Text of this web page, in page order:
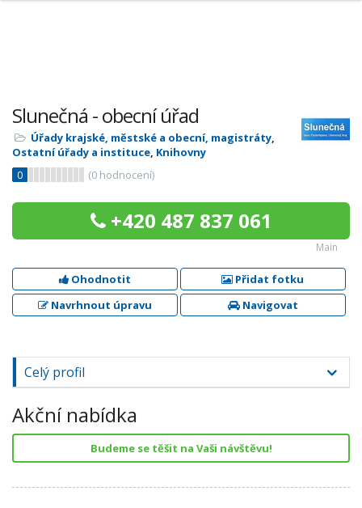
Slunečná - obecní úřad
Úřady krajské, městské a obecní, magistráty,
Ostatní úřady a instituce, Knihovny
0
(0 hodnocení)
+420 487 837 061
Main
Ohodnotit
Přidat fotku
Navrhnout úpravu
Navigovat
Celý profil
Akční nabídka
Budeme se těšit na Vaši návštěvu!